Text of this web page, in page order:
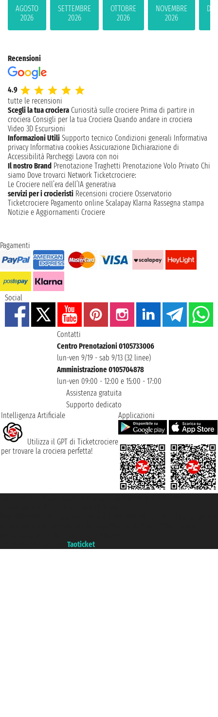
AGOSTO
2026
SETTEMBRE
2026
OTTOBRE
2026
NOVEMBRE
2026
Recensioni
4.9
tutte le recensioni
Scegli la tua crociera Curiosità sulle crociere Prima di partire in
crociera Consigli per la tua Crociera Quando andare in crociera
Video 3D Escursioni
Informazioni Utili Supporto tecnico Condizioni generali Informativa
privacy Informativa cookies Assicurazione Dichiarazione di
Accessibilità Parcheggi Lavora con noi
Il nostro Brand Prenotazione Traghetti Prenotazione Volo Privato Chi
siamo Dove trovarci Network Ticketcrociere:
Le Crociere nell’era dell’IA generativa
servizi per i crocieristi Recensioni crociere Osservatorio
Ticketcrociere Pagamento online Scalapay Klarna Rassegna stampa
Notizie e Aggiornamenti Crociere
Pagamenti
Social
Contatti
Centro Prenotazioni 0105733006
lun-ven 9/19 - sab 9/13 (32 linee)
Amministrazione 0105704878
lun-ven 09:00 - 12:00 e 15:00 - 17:00
Assistenza gratuita
Supporto dedicato
Intelligenza Artificiale
Utilizza il GPT di Ticketcrociere
per trovare la crociera perfetta!
Applicazioni
Taoticket